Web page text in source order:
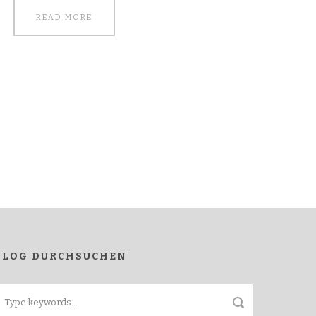
READ MORE
DURCHSUCHEN